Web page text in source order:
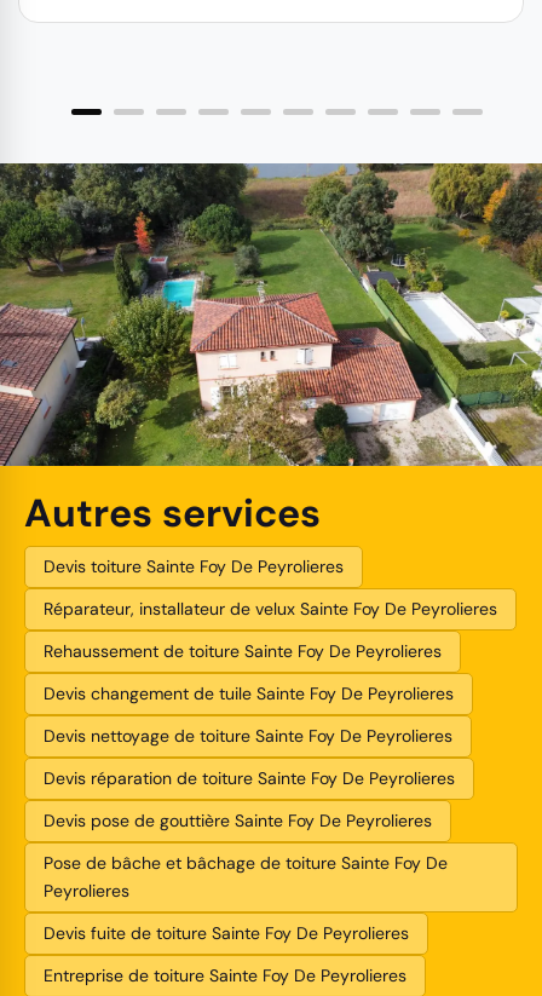
Autres services
Devis toiture Sainte Foy De Peyrolieres
Réparateur, installateur de velux Sainte Foy De Peyrolieres
Rehaussement de toiture Sainte Foy De Peyrolieres
Devis changement de tuile Sainte Foy De Peyrolieres
Devis nettoyage de toiture Sainte Foy De Peyrolieres
Devis réparation de toiture Sainte Foy De Peyrolieres
Devis pose de gouttière Sainte Foy De Peyrolieres
Pose de bâche et bâchage de toiture Sainte Foy De
Peyrolieres
Devis fuite de toiture Sainte Foy De Peyrolieres
Entreprise de toiture Sainte Foy De Peyrolieres